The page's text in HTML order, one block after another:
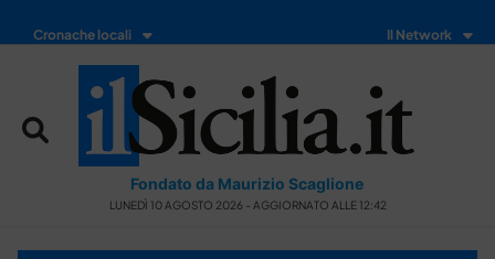
Cronache locali Il Network
Fondato da Maurizio Scaglione
LUNEDÌ 10 AGOSTO 2026 - AGGIORNATO ALLE 12:42